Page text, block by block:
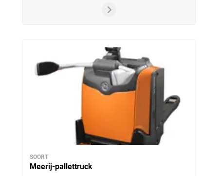
SOORT
Meerij-pallettruck